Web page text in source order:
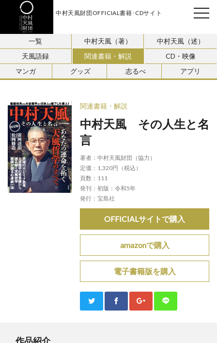
中村天風財団OFFICIAL書籍･CDサイト
一覧 中村天風（著）
中村天風（述）
天風語録
関連書籍・解説
CD・映像
マンガ
グッズ 志るべ アプリ
関連書籍・解説
中村天風 その人生と名
言
著者： 中村天風財団（協力）
定価： 1,320円（税込）
頁数： 111
発刊： 初版：令和5年
発行： 宝島社
OFFICIALサイトで購入
amazonで購入
電子書籍版を購入
作品紹介